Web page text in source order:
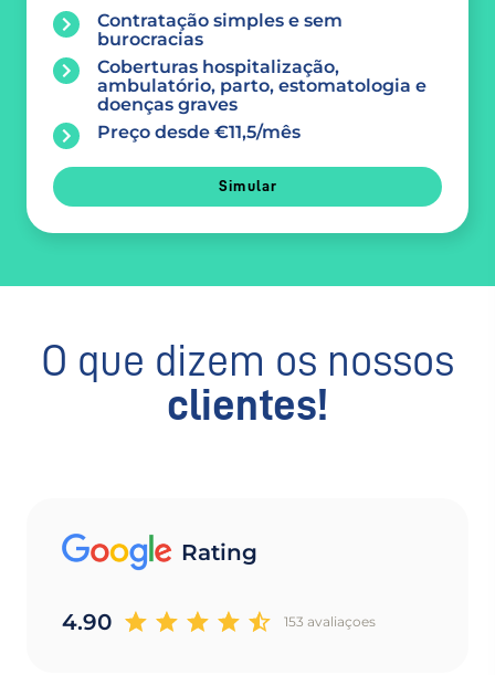
Contratação simples e sem
burocracias
Coberturas hospitalização,
ambulatório, parto, estomatologia e
doenças graves
Preço desde €11,5/mês
Simular
O que dizem os nossos
clientes!
Rating
4.90 153 avaliaçoes